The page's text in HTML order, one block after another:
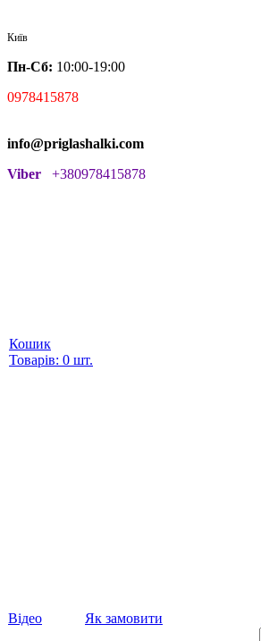
Київ
Пн-Сб: 10:00-19:00
0978415878
info@priglashalki.com
Viber +380978415878
Кошик
Товарів: 0 шт.
Відео Як замовити